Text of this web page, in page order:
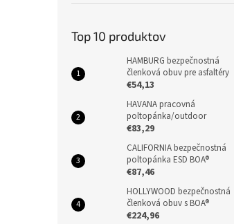
Top 10 produktov
HAMBURG bezpečnostná
členková obuv pre asfaltéry
€54,13
HAVANA pracovná
poltopánka/outdoor
€83,29
CALIFORNIA bezpečnostná
poltopánka ESD BOA®
€87,46
HOLLYWOOD bezpečnostná
členková obuv s BOA®
€224,96